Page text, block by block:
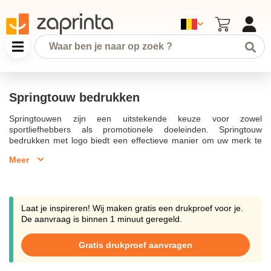
Springtouw bedrukken
Springtouwen zijn een uitstekende keuze voor zowel
sportliefhebbers als promotionele doeleinden. Springtouw
bedrukken met logo biedt een effectieve manier om uw merk te
zijn van hoge kwaliteit en verkrijgbaar in verschillende soorten en
van springtouwen met uw eigen logo zorgt voor een unieke
uitstraling en helpt om tijdens evenementen, sportscholen, en
workouts uw merk onder de aandacht te brengen.Met een breed
springtouwen als relatiegeschenk een uitstekende manier zijn om
uw doelgroep te bereiken. Deze bedrukte springtouwen zijn niet
alleen goedkoop, maar ook duurzaam en van hoge kwaliteit,
Meer
Laat je inspireren! Wij maken gratis een drukproef voor je.
De aanvraag is binnen 1 minuut geregeld.
Gratis drukproef aanvragen